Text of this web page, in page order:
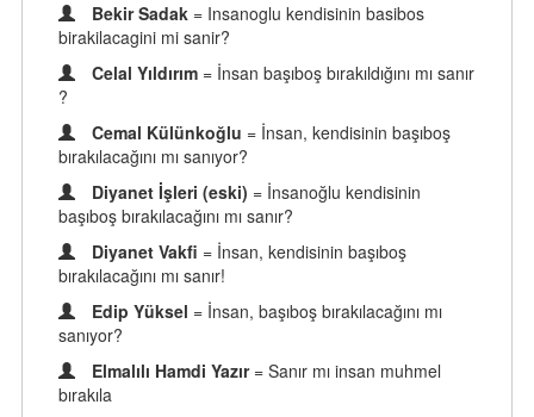
Bekir Sadak = Insanoglu kendisinin basibos
birakilacagini mi sanir?
Celal Yıldırım = İnsan başıboş bırakıldığını mı sanır
?
Cemal Külünkoğlu = İnsan, kendisinin başıboş
bırakılacağını mı sanıyor?
Diyanet İşleri (eski) = İnsanoğlu kendisinin
başıboş bırakılacağını mı sanır?
Diyanet Vakfi = İnsan, kendisinin başıboş
bırakılacağını mı sanır!
Edip Yüksel = İnsan, başıboş bırakılacağını mı
sanıyor?
Elmalılı Hamdi Yazır = Sanır mı insan muhmel
bırakıla